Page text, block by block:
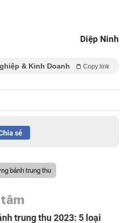
Diệp Ninh
& Kinh Doanh Copy link
sẻ
bánh trung thu
trung thu 2023: 5 loại